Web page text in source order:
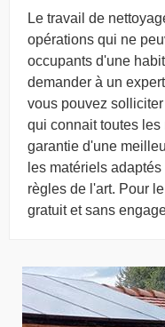
Le travail de
opérations qui ne
occupants d'une
demander à un
vous pouvez
qui connait toutes
garantie d'une
les matériels
règles de l'art. Pour
gratuit et sans